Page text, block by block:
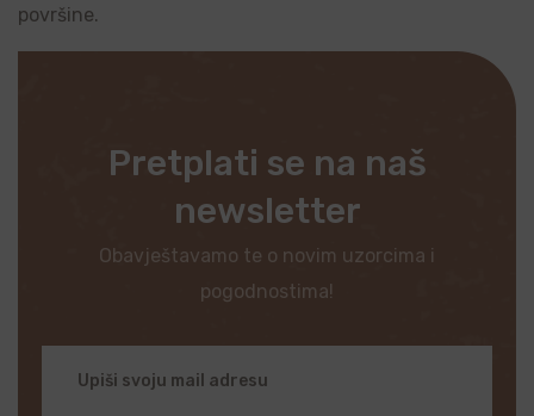
površine.
Pretplati se na naš
newsletter
Obavještavamo te o novim uzorcima i
pogodnostima!